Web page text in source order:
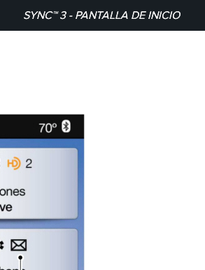
SYNC™ 3 - PANTALLA DE INICIO